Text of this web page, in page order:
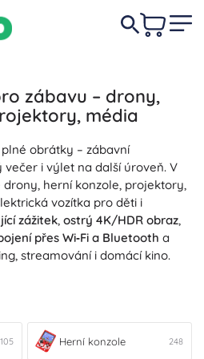
zábavu – drony,
média
obrátky – zábavní
i výlet na další úroveň. V
herní konzole, projektory,
vozítka pro děti i
zážitek, ostrý 4K/HDR obraz,
přes Wi‑Fi a Bluetooth a
streamování i domácí kino.
záběry?
gimbalem a FPV režimem
hráče jsou tu Herní konzole
VR podporou a
Herní konzole 248